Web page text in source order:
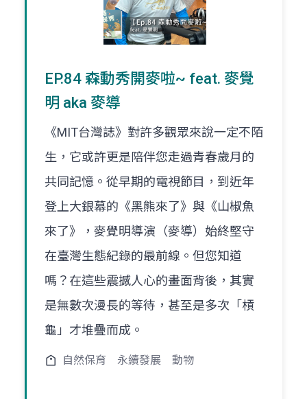
EP.84 森動秀開麥啦~ feat. 麥覺
明 aka 麥導
《MIT台灣誌》對許多觀眾來說一定不陌
生，它或許更是陪伴您走過青春歲月的
共同記憶。從早期的電視節目，到近年
登上大銀幕的《黑熊來了》與《山椒魚
來了》，麥覺明導演（麥導）始終堅守
在臺灣生態紀錄的最前線。但您知道
嗎？在這些震撼人心的畫面背後，其實
是無數次漫長的等待，甚至是多次「槓
龜」才堆疊而成。
自然保育 永續發展 動物